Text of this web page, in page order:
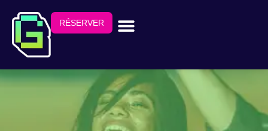
RÉSERVER